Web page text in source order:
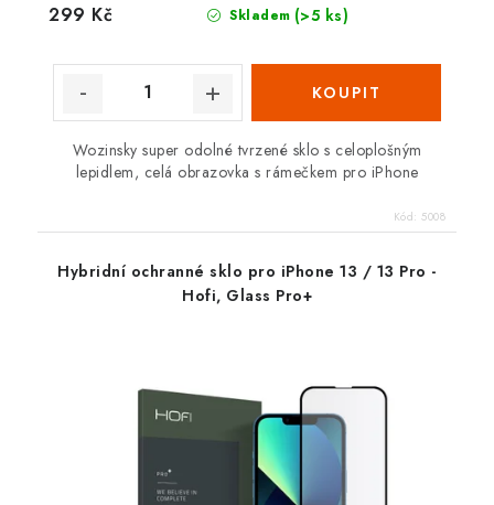
Skladem (>5 ks)
299 Kč
Wozinsky super odolné tvrzené sklo s celoplošným
lepidlem, celá obrazovka s rámečkem pro iPhone
Kód: 5008
Hybridní ochranné sklo pro iPhone 13 / 13 Pro -
Hofi, Glass Pro+